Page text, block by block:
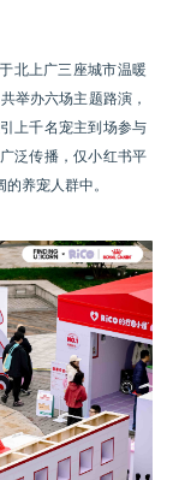
北上广三座城市温暖
举办六场主题路演，
上千名宠主到场参与
泛传播，仅小红书平
养宠人群中。